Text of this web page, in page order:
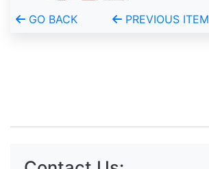
GO BACK PREVIOUS ITEM